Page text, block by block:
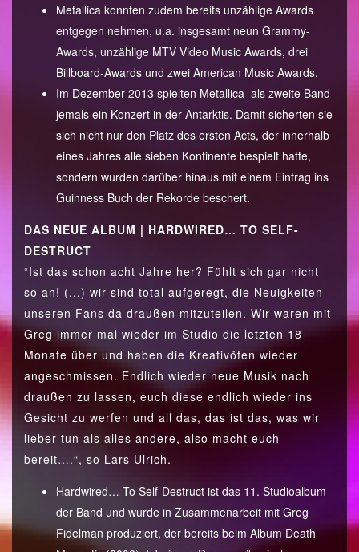
Metallica konnten zudem bereits unzählige Awards
entgegen nehmen, u.a. insgesamt neun Grammy-
Awards, unzählige MTV Video Music Awards, drei
Billboard-Awards und zwei American Music Awards.
Im Dezember 2013 spielten Metallica als zweite Band
jemals ein Konzert in der Antarktis. Damit sicherten sie
sich nicht nur den Platz des ersten Acts, der innerhalb
eines Jahres alle sieben Kontinente bespielt hatte,
sondern wurden darüber hinaus mit einem Eintrag ins
Guinness Buch der Rekorde beschert.
DAS NEUE ALBUM | HARDWIRED… TO SELF-
DESTRUCT
“Ist das schon acht Jahre her? Fühlt sich gar nicht
so an! (...) wir sind total aufgeregt, die Neuigkeiten
unseren Fans da draußen mitzuteilen. Wir waren mit
Greg immer mal wieder im Studio die letzten 18
Monate über und haben die Kreativöfen wieder
angeschmissen. Endlich wieder neue Musik nach
draußen zu lassen, euch diese endlich wieder ins
Gesicht zu werfen und all das, das ist das, was wir
lieber tun als alles andere, also macht euch
bereit….“, so Lars Ulrich.
Hardwired… To Self-Destruct ist das 11. Studioalbum
der Band und wurde in Zusammenarbeit mit Greg
Fidelman produziert, der bereits beim Album Death